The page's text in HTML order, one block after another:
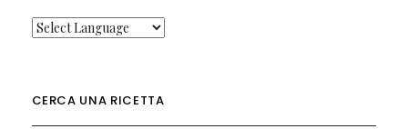
CERCA UNA RICETTA